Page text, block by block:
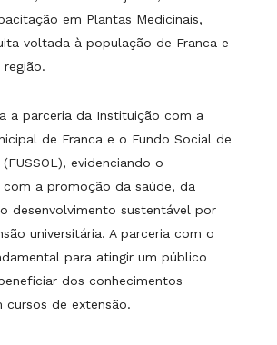
em Plantas Medicinais,
voltada à população de Franca e
a parceria da Instituição com a
de Franca e o Fundo Social de
evidenciando o
a promoção da saúde, da
desenvolvimento sustentável por
universitária. A parceria com o
para atingir um público
dos conhecimentos
cursos de extensão.